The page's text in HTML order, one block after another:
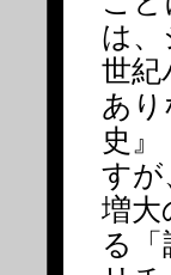
は
世紀
あり
史
すが
増大
る